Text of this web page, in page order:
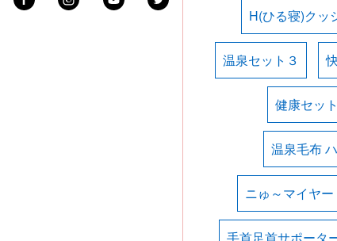
H(ひる寝)クッ
温泉セット３
健康セッ
温泉毛布
ニゅ～マイヤ